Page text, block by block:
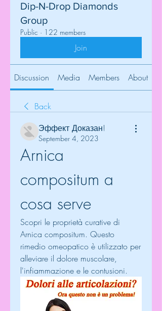
Dip-N-Drop Diamonds
Group
Public · 122 members
Join
Discussion Media Members About
Back
Эффект Доказан!
September 4, 2023
Arnica
compositum a
cosa serve
Scopri le proprietà curative di
Arnica compositum. Questo
rimedio omeopatico è utilizzato per
alleviare il dolore muscolare,
l'infiammazione e le contusioni.